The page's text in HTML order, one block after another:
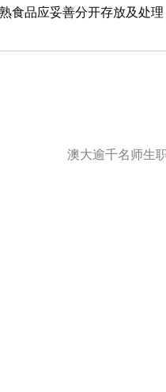
食品应妥善分开存放及处理
澳大逾千名师生